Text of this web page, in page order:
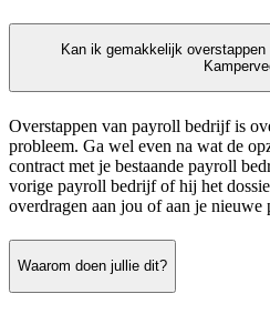
Kan ik gemakkelijk
Overstappen van payroll bedrijf is
probleem. Ga wel even na wat de
contract met je bestaande payroll
vorige payroll bedrijf of hij het
overdragen aan jou of aan je
Waarom doen jullie dit?